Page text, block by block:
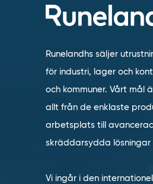
Runelandhs säljer
för industri, lager och
och kommuner. Vårt mål
allt från de enklaste
arbetsplats till
skräddarsydda lösningar
Vi ingår i den